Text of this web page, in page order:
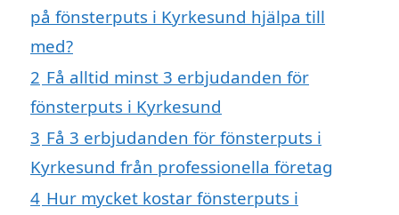
på fönsterputs i Kyrkesund hjälpa till
med?
2 Få alltid minst 3 erbjudanden för
fönsterputs i Kyrkesund
3 Få 3 erbjudanden för fönsterputs i
Kyrkesund från professionella företag
4 Hur mycket kostar fönsterputs i